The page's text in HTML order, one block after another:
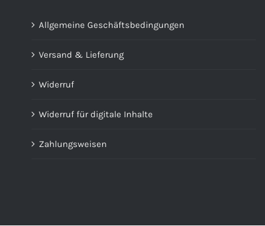
Allgemeine Geschäftsbedingungen
Versand & Lieferung
Widerruf
Widerruf für digitale Inhalte
Zahlungsweisen